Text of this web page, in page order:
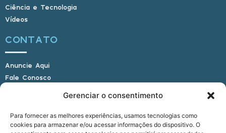
Gerenciar o consentimento
Para fornecer as melhores experiências, usamos tecnologias como
cookies para armazenar e/ou acessar informações do dispositivo. O
Ciência e Tecnologia
Vídeos
CONTATO
Anuncie Aqui
Fale Conosco